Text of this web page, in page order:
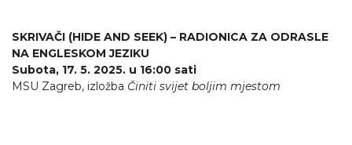
SKRIVAČI (HIDE AND SEEK) – RADIONICA ZA ODRASLE
NA ENGLESKOM JEZIKU
Subota, 17. 5. 2025. u 16:00 sati
MSU Zagreb, izložba Činiti svijet boljim mjestom